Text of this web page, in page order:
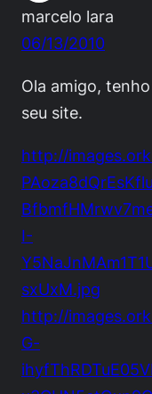
marcelo lara
06/13/2010
Ola amigo,
seu site.
http://
I-
sxUxM.jpg
http://
G-